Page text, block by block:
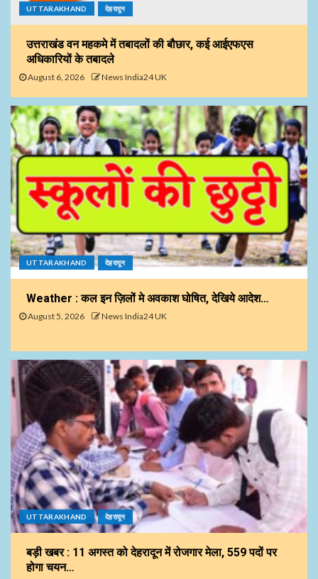
UTTARAKHAND देहरादून
उत्तराखंड वन महकमे में तबादलों की बौछार, कई आईएफएस
अधिकारियों के तबादले
August 6, 2026 News India24 UK
UTTARAKHAND देहरादून
Weather : कल इन ज़िलों मे अवकाश घोषित, देखिये आदेश…
August 5, 2026 News India24 UK
UTTARAKHAND देहरादून
बड़ी खबर : 11 अगस्त को देहरादून में रोजगार मेला, 559 पदों पर
होगा चयन…